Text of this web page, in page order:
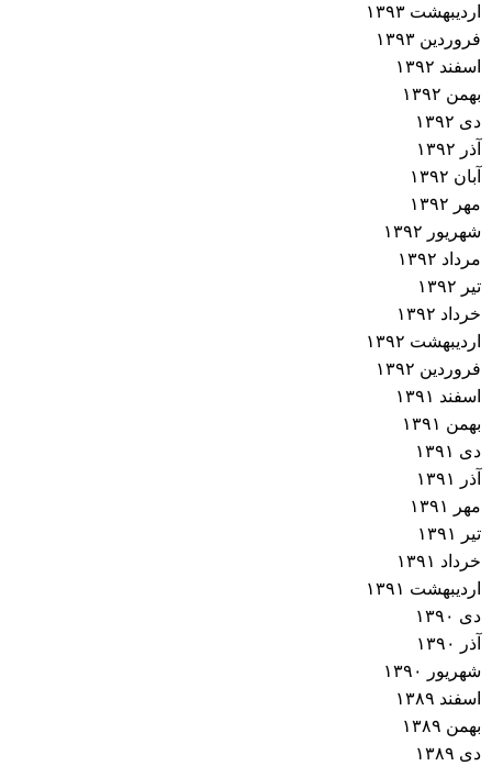
اردیبهشت ۱۳۹۳
فروردین ۱۳۹۳
اسفند ۱۳۹۲
بهمن ۱۳۹۲
دی ۱۳۹۲
آذر ۱۳۹۲
آبان ۱۳۹۲
مهر ۱۳۹۲
شهریور ۱۳۹۲
مرداد ۱۳۹۲
تیر ۱۳۹۲
خرداد ۱۳۹۲
اردیبهشت ۱۳۹۲
فروردین ۱۳۹۲
اسفند ۱۳۹۱
بهمن ۱۳۹۱
دی ۱۳۹۱
آذر ۱۳۹۱
مهر ۱۳۹۱
تیر ۱۳۹۱
خرداد ۱۳۹۱
اردیبهشت ۱۳۹۱
دی ۱۳۹۰
آذر ۱۳۹۰
شهریور ۱۳۹۰
اسفند ۱۳۸۹
بهمن ۱۳۸۹
دی ۱۳۸۹